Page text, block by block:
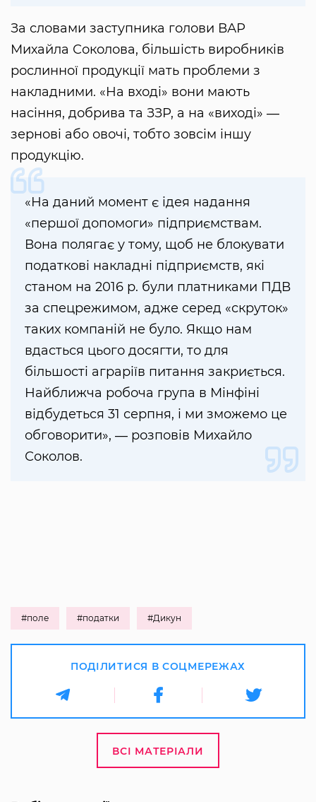
За словами заступника голови ВАР
Михайла Соколова, більшість виробників
рослинної продукції мать проблеми з
накладними. «На вході» вони мають
насіння, добрива та ЗЗР, а на «виході» ―
зернові або овочі, тобто зовсім іншу
продукцію.
«На даний момент є ідея надання
«першої допомоги» підприємствам.
Вона полягає у тому, щоб не блокувати
податкові накладні підприємств, які
станом на 2016 р. були платниками ПДВ
за спецрежимом, адже серед «скруток»
таких компаній не було. Якщо нам
вдасться цього досягти, то для
більшості аграріїв питання закриється.
Найближча робоча група в Мінфіні
відбудеться 31 серпня, і ми зможемо це
обговорити», ― розповів Михайло
Соколов.
#поле #податки #Дикун
ПОДІЛИТИСЯ В СОЦМЕРЕЖАХ
ВСІ МАТЕРІАЛИ